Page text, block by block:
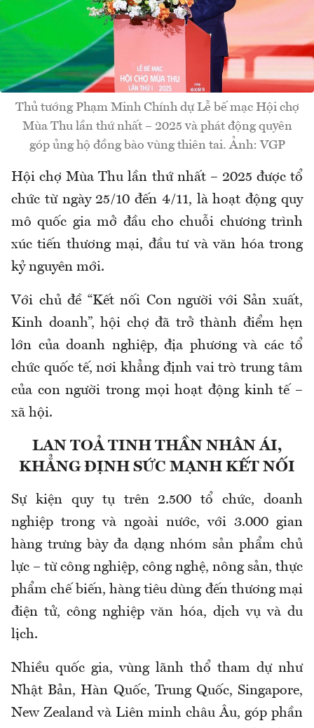
Thủ tướng Phạm Minh Chính dự Lễ bế mạc Hội chợ
Mùa Thu lần thứ nhất – 2025 và phát động quyên
góp ủng hộ đồng bào vùng thiên tai. Ảnh: VGP
Hội chợ Mùa Thu lần thứ nhất – 2025 được tổ
chức từ ngày 25/10 đến 4/11, là hoạt động quy
mô quốc gia mở đầu cho chuỗi chương trình
xúc tiến thương mại, đầu tư và văn hóa trong
kỷ nguyên mới.
Với chủ đề “Kết nối Con người với Sản xuất,
Kinh doanh”, hội chợ đã trở thành điểm hẹn
lớn của doanh nghiệp, địa phương và các tổ
chức quốc tế, nơi khẳng định vai trò trung tâm
của con người trong mọi hoạt động kinh tế –
xã hội.
LAN TOẢ TINH THẦN NHÂN ÁI,
KHẲNG ĐỊNH SỨC MẠNH KẾT NỐI
Sự kiện quy tụ trên 2.500 tổ chức, doanh
nghiệp trong và ngoài nước, với 3.000 gian
hàng trưng bày đa dạng nhóm sản phẩm chủ
lực – từ công nghiệp, công nghệ, nông sản, thực
phẩm chế biến, hàng tiêu dùng đến thương mại
điện tử, công nghiệp văn hóa, dịch vụ và du
lịch.
Nhiều quốc gia, vùng lãnh thổ tham dự như
Nhật Bản, Hàn Quốc, Trung Quốc, Singapore,
New Zealand và Liên minh châu Âu, góp phần